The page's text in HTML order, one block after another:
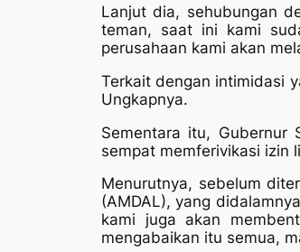
Lanjut dia, sehubungan
teman, saat ini kami
perusahaan kami akan
Terkait dengan intimidasi
Ungkapnya.
Sementara itu, Gubernur
sempat memferivikasi izin
Menurutnya, sebelum
(AMDAL), yang
kami juga akan
mengabaikan itu semua,